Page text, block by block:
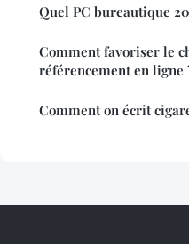
Quel PC bureautique
Comment favoriser le
référencement en ligne
Comment on écrit